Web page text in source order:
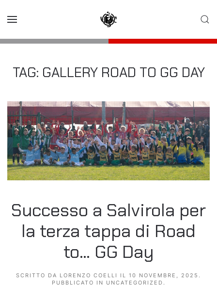
TAG: GALLERY ROAD TO GG DAY
Successo a Salvirola per
la terza tappa di Road
to… GG Day
SCRITTO DA LORENZO COELLI IL 10 NOVEMBRE, 2025 .
PUBBLICATO IN UNCATEGORIZED .